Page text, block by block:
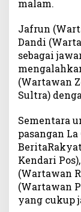
malam.
Jafrun
Dandi
sebagai
(Wartawan
Sultra)
Sementara
pasangan
Kendari
(Wartawan
(Wartawan
yang cukup